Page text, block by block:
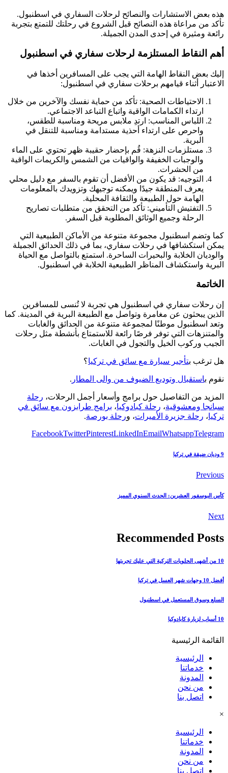
هذه بعض الاستشارات والنصائح لرحلات السفاري في اسطنبول.
تأكد من مراعاة هذه النصائح قبل الشروع في رحلتك للتمتع بتجربة
رائعة ومثيرة في إحدى المدن الجميلة.
أهم النقاط المستلزمة لرحلات سفاري في اسطنبول
إليك بعض النقاط الهامة التي يجب على المسافرين أخذها في
الاعتبار أثناء قيامهم برحلات سفاري في اسطنبول:
الاحتياطات الصحية: تأكد من حماية نفسك والآخرين من خلال
ارتداء الكمامات الواقية واتباع التباعد الاجتماعي.
اللباس المناسب: ارتدِ ملابس مريحة ومناسبة للطقس،
واحرص على ارتداء أحذية مستدامة ومناسبة للتنقل في
البرية.
مستلزمات النزهة: قُم بإحضار حقيبة ظهر تحتوي على الماء
والوجبات الخفيفة والواقيات من الشمس والكريمات الواقية
من الحشرات.
التوجيه: قد يكون من الأفضل أن تقوم بالسفر مع دليل محلي
يعرف المنطقة جيدًا ويمكنه توجيهك وتزويدك بالمعلومات
الهامة حول الطبيعة والثقافة المحلية.
التفتيش التأميني: تأكد من التحقق من متطلبات تصاريح
الرحلة وجميع الوثائق المطلوبة قبل السفر.
كما وتضم اسطنبول مجموعة متنوعة من الأماكن الطبيعية التي
يمكن استكشافها في رحلات سفاري، بما في ذلك الحدائق الجميلة
والوديان الخلابة والبحيرات الساحرة. استمتع بالتواصل مع الحياة
البرية واستكشاف المناظر الطبيعية الخلابة في اسطنبول.
الخاتمة
إن رحلات سفاري في اسطنبول هي تجربة لا تُنسى للمسافرين
الذين يبحثون عن مغامرة وتواصل مع الطبيعة البرية في المدينة. كما
وتعد اسطنبول موطنًا لمجموعة متنوعة من الحدائق والغابات
والمتنزهات التي توفر فرصًا رائعة للاستمتاع بأنشطة مثل رحلات
الجيب وركوب الخيل والتجول في الغابات.
هل ترغب بتأجير سيارة مع سائق في تركيا؟
نقوم باستقبال وتوديع الضيوف من والى المطار .
المزيد من التفاصيل حول برامج وأسعار أجمل الرحلات، رحلة
سبانجا ومعشوقية، رحلة كبادوكيا، برامج طرابزون مع سائق في
تركيا، رحلة جزيرة الأميرات، ورحلة بورصة.
FacebookTwitterPinterestLinkedInEmailWhatsappTelegram
9 وديان ضيقة في تركيا
Previous
كأس البوسفور العشرين: الحدث السنوي المميز
Next
Recommended Posts
10 من أشهى الحلويات التركية التي عليك تجربتها
أفضل 10 وجهات شهر العسل في تركيا
السلع وسوق المستعمل في اسطنبول
10 أسباب لزيارة كابادوكيا
القائمة الرئيسية
الرئيسية
خدماتنا
المدونة
من نحن
اتصل بنا
×
الرئيسية
خدماتنا
المدونة
من نحن
اتصل بنا